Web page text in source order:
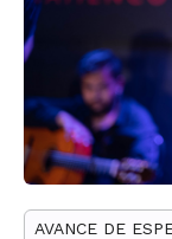
AVANCE DE